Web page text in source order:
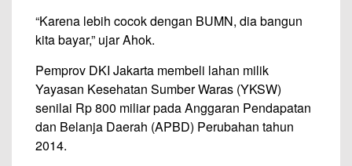
“Karena lebih cocok dengan BUMN, dia bangun
kita bayar,” ujar Ahok.
Pemprov DKI Jakarta membeli lahan milik
Yayasan Kesehatan Sumber Waras (YKSW)
senilai Rp 800 miliar pada Anggaran Pendapatan
dan Belanja Daerah (APBD) Perubahan tahun
2014.